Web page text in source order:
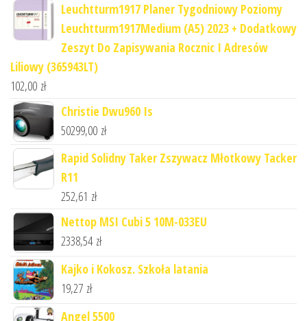
Leuchtturm1917 Planer Tygodniowy Poziomy
Leuchtturm1917Medium (A5) 2023 + Dodatkowy
Zeszyt Do Zapisywania Rocznic I Adresów
Liliowy (365943LT)
102,00 zł
Christie Dwu960 Is
50299,00 zł
Rapid Solidny Taker Zszywacz Młotkowy Tacker
R11
252,61 zł
Nettop MSI Cubi 5 10M-033EU
2338,54 zł
Kajko i Kokosz. Szkoła latania
19,27 zł
Angel 5500